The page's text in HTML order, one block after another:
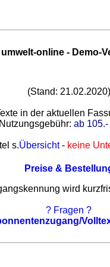
umwelt-online - Demo-
(Stand: 21.02.2020)
in der aktuellen
Nutzungsgebühr: ab
s.Übersicht- keine
Preise &
wird
? Fragen ?